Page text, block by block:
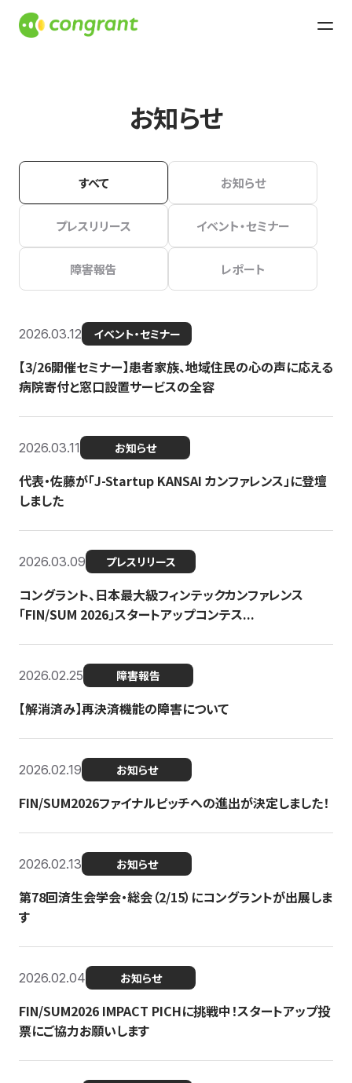
お知らせ
すべて お知らせ
プレスリリース イベント・セミナー
障害報告 レポート
2026.03.12 イベント・セミナー
【3/26開催セミナー】患者家族、地域住民の心の声に応える
病院寄付と窓口設置サービスの全容
2026.03.11 お知らせ
代表・佐藤が「J-Startup KANSAI カンファレンス」に登壇
しました
2026.03.09 プレスリリース
コングラント、日本最大級フィンテックカンファレンス
「FIN/SUM 2026」スタートアップコンテス...
2026.02.25 障害報告
【解消済み】再決済機能の障害について
2026.02.19 お知らせ
FIN/SUM2026ファイナルピッチへの進出が決定しました！
2026.02.13 お知らせ
第78回済生会学会・総会（2/15）にコングラントが出展しま
す
2026.02.04 お知らせ
FIN/SUM2026 IMPACT PICHに挑戦中！スタートアップ投
票にご協力お願いします